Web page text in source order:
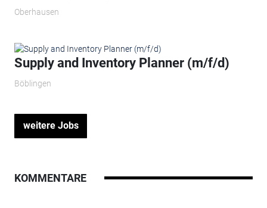
Oberhausen
Supply and Inventory Planner (m/f/d)
Böblingen
weitere Jobs
KOMMENTARE